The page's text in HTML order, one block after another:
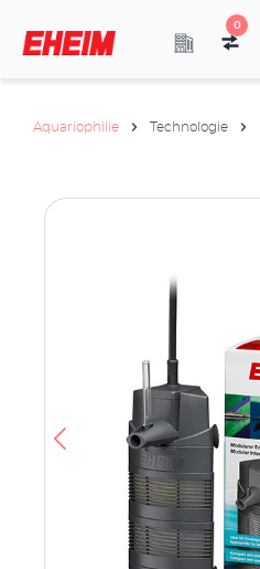
0
Aquariophilie Technologie